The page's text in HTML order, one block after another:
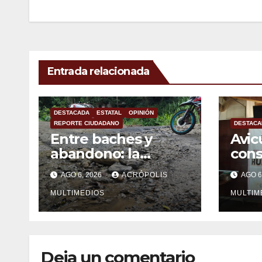
entradas
Entrada relacionada
DESTACADA ESTATAL
OPINIÓN
REPORTE CIUDADANO
Entre baches y
abandono: la
carretera Colipa-
Yecuatla se
convierte en un
riesgo diario
AGO 6, 2026 ACRÓPOLIS
MULTIMEDIOS
AGO
Deja un comentario